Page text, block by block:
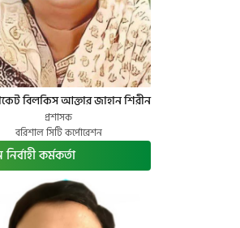
বিলকিস আক্তার জাহান শিরীন
প্রশাসক
বরিশাল সিটি কর্পোরেশন
নির্বাহী কর্মকর্তা